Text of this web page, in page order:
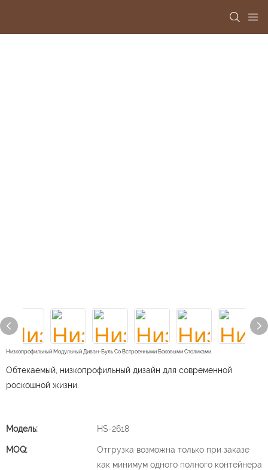
Низкопрофильный Модульный Диван-Буль Со Встроенными Боковыми Столиками.
Обтекаемый, низкопрофильный дизайн для современной
роскошной жизни.
Модель: HS-2618
MOQ:
Отгрузка возможна только при заказе
как минимум одного полного контейнера